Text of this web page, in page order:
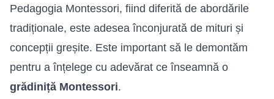
Pedagogia Montessori, fiind diferită de abordările
tradiționale, este adesea înconjurată de mituri și
concepții greșite. Este important să le demontăm
pentru a înțelege cu adevărat ce înseamnă o
grădiniță Montessori.